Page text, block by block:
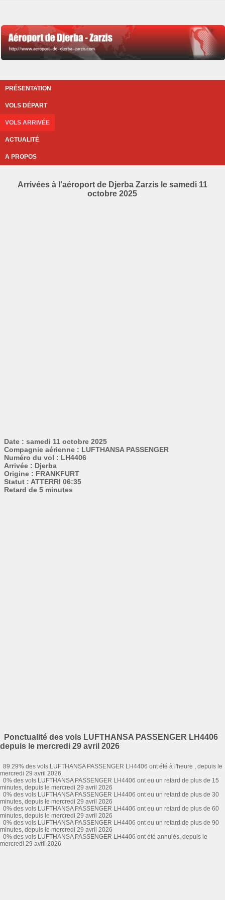
PRÉSENTATION
VOLS DÉPART
VOLS ARRIVÉE
ACTUALITÉ
A PROPOS
Arrivées à l'aéroport de Djerba Zarzis le samedi 11
octobre 2025
Date : samedi 11 octobre 2025
Compagnie aérienne : LUFTHANSA PASSENGER
Numéro du vol : LH4406
Arrivée : Djerba
Origine : FRANKFURT
Statut : ATTERRI 06:35
Retard de 5 minutes
Ponctualité des vols LUFTHANSA PASSENGER LH4406
depuis le mercredi 29 avril 2026
89.29% des vols LUFTHANSA PASSENGER LH4406 ont été à l'heure , depuis le
mercredi 29 avril 2026
0% des vols LUFTHANSA PASSENGER LH4406 ont eu un retard de plus de 15
minutes, depuis le mercredi 29 avril 2026
0% des vols LUFTHANSA PASSENGER LH4406 ont eu un retard de plus de 30
minutes, depuis le mercredi 29 avril 2026
0% des vols LUFTHANSA PASSENGER LH4406 ont eu un retard de plus de 60
minutes, depuis le mercredi 29 avril 2026
0% des vols LUFTHANSA PASSENGER LH4406 ont eu un retard de plus de 90
minutes, depuis le mercredi 29 avril 2026
0% des vols LUFTHANSA PASSENGER LH4406 ont été annulés, depuis le
mercredi 29 avril 2026